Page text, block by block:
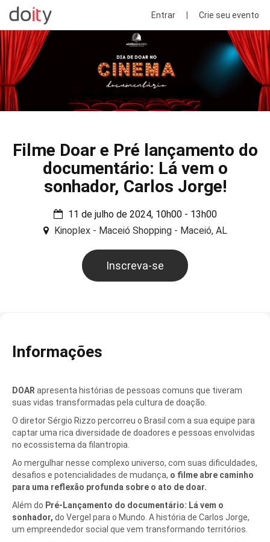
Entrar Crie seu evento
Filme Doar e Pré lançamento do
documentário: Lá vem o
sonhador, Carlos Jorge!
11 de julho de 2024, 10h00 - 13h00
Kinoplex - Maceió Shopping - Maceió, AL
Inscreva-se
Informações
DOAR apresenta histórias de pessoas comuns que tiveram
suas vidas transformadas pela cultura de doação.
O diretor Sérgio Rizzo percorreu o Brasil com a sua equipe para
captar uma rica diversidade de doadores e pessoas envolvidas
no ecossistema da filantropia.
Ao mergulhar nesse complexo universo, com suas dificuldades,
desafios e potencialidades de mudança, o filme abre caminho
para uma reflexão profunda sobre o ato de doar.
Além do Pré-Lançamento do documentário: Lá vem o
sonhador, do Vergel para o Mundo. A história de Carlos Jorge,
um empreendedor social que vem transformando territórios.